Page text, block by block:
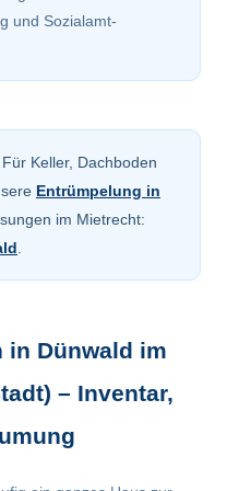
und Sozialamt-
Keller, Dachboden
Entrümpelung in
im Mietrecht:
in Dünwald im
– Inventar,